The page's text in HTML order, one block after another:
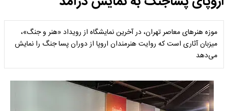
موزه هنرهای معاصر تهران، در آخرین نمایشگاه از رویداد «هنر و جنگ»،
میزبان آثاری است که روایت هنرمندان اروپا از دوران پسا جنگ را نمایش
می‌دهد